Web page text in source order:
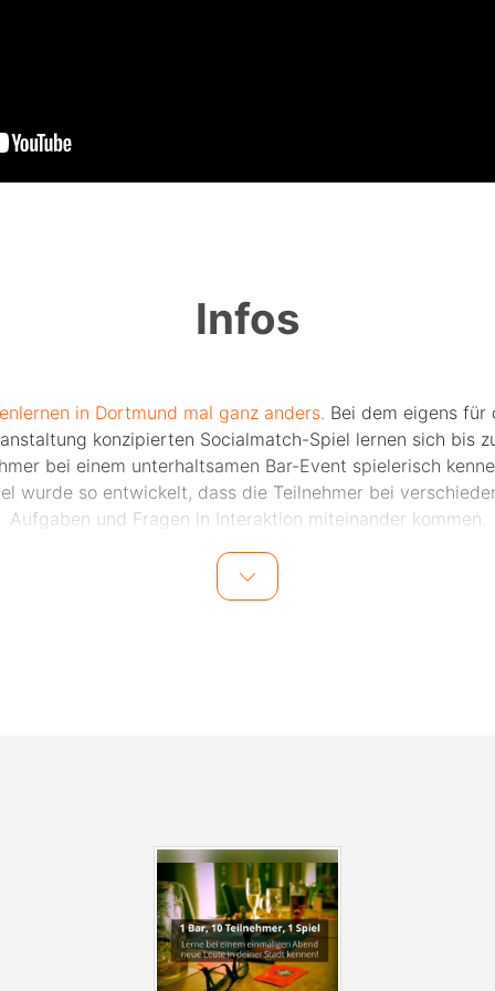
Infos
in Dortmund mal ganz anders. Bei dem eigens für
konzipierten Socialmatch-Spiel lernen sich bis
bei einem unterhaltsamen Bar-Event spielerisch
wurde so entwickelt, dass die Teilnehmer bei
Aufgaben und Fragen in Interaktion miteinander kommen.
des Spiels und dem Moderator vor Ort wird das Eis
und die Teilnehmer lernen sich im Laufe des Abends